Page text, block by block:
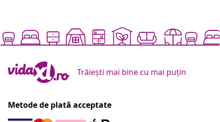
Trăiești mai bine cu mai puțin
Metode de plată acceptate